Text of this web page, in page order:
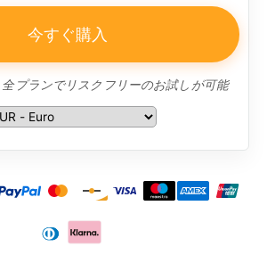
今すぐ購入
プランでリスクフリーのお試しが可能